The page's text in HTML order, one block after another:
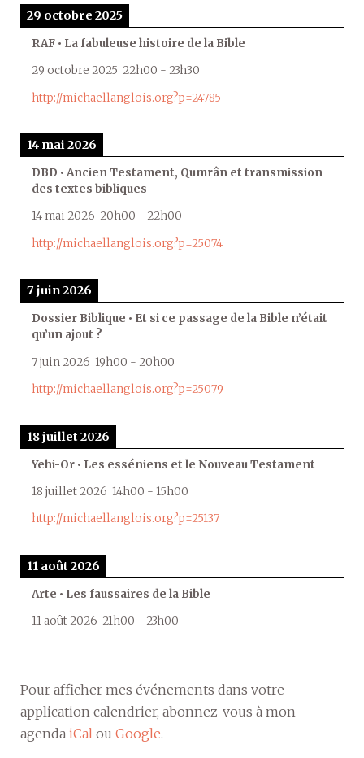
29 octobre 2025
RAF • La fabuleuse histoire de la Bible
29 octobre 2025 22h00 - 23h30
http://michaellanglois.org?p=24785
14 mai 2026
DBD • Ancien Testament, Qumrân et transmission
des textes bibliques
14 mai 2026 20h00 - 22h00
http://michaellanglois.org?p=25074
7 juin 2026
Dossier Biblique • Et si ce passage de la Bible n’était
qu’un ajout ?
7 juin 2026 19h00 - 20h00
http://michaellanglois.org?p=25079
18 juillet 2026
Yehi-Or • Les esséniens et le Nouveau Testament
18 juillet 2026 14h00 - 15h00
http://michaellanglois.org?p=25137
11 août 2026
Arte • Les faussaires de la Bible
11 août 2026 21h00 - 23h00
Pour afficher mes événements dans votre
application calendrier, abonnez-vous à mon
agenda iCal ou Google.